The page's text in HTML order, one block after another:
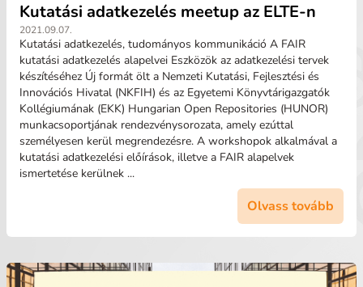
Kutatási adatkezelés meetup az ELTE-n
2021.09.07.
Kutatási adatkezelés, tudományos kommunikáció A FAIR
kutatási adatkezelés alapelvei Eszközök az adatkezelési tervek
készítéséhez Új formát ölt a Nemzeti Kutatási, Fejlesztési és
Innovációs Hivatal (NKFIH) és az Egyetemi Könyvtárigazgatók
Kollégiumának (EKK) Hungarian Open Repositories (HUNOR)
munkacsoportjának rendezvénysorozata, amely ezúttal
személyesen kerül megrendezésre. A workshopok alkalmával a
kutatási adatkezelési előírások, illetve a FAIR alapelvek
ismertetése kerülnek ...
Olvass tovább